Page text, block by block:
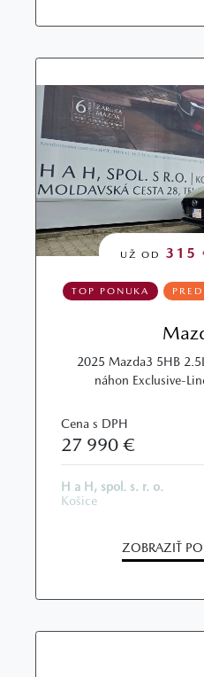
UŽ OD 315
TOP PONUKA
2025 Mazda3 5HB
náhon Exclusive-
Cena s DPH
27 990 €
H a H, spol. s. r. o.
Košice
ZOBRAZIŤ